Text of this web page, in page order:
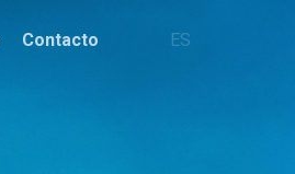
Contacto ES